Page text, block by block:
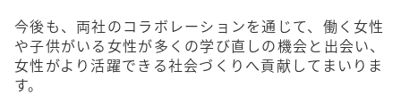
今後も、両社のコラボレーションを通じて、働く女性
や子供がいる女性が多くの学び直しの機会と出会い、
女性がより活躍できる社会づくりへ貢献してまいりま
す。